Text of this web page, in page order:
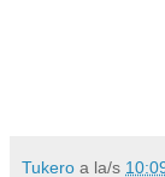
Tukero a la/s